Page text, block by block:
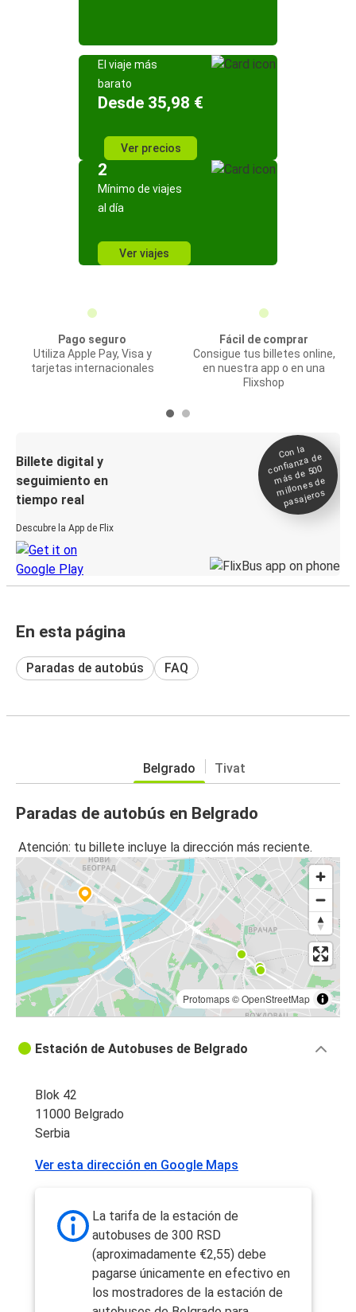
El viaje más
barato
Desde 35,98 €
Ver precios
2
Mínimo de viajes
al día
Ver viajes
Pago seguro
Utiliza Apple Pay, Visa y
tarjetas internacionales
Fácil de comprar
Consigue tus billetes online,
en nuestra app o en una
Flixshop
Billete digital y
seguimiento en
tiempo real
Descubre la App de Flix
Con la
confianza de
más de 500
millones de
pasajeros
En esta página
Paradas de autobús FAQ
Belgrado Tivat
Paradas de autobús en Belgrado
Atención: tu billete incluye la dirección más reciente.
Protomaps©OpenStreetMap
Estación de Autobuses de Belgrado
Blok 42
11000 Belgrado
Serbia
Ver esta dirección en Google Maps
La tarifa de la estación de
autobuses de 300 RSD
(aproximadamente €2,55) debe
pagarse únicamente en efectivo en
los mostradores de la estación de